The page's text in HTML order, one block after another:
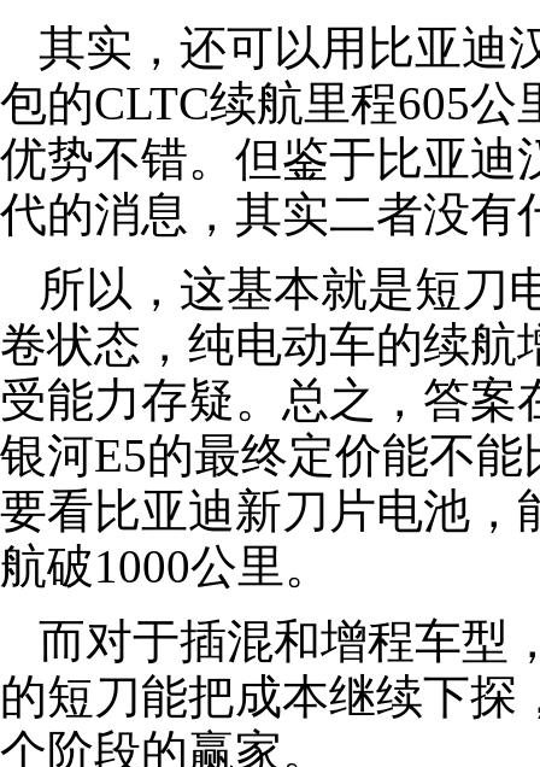
其实，还可以用比亚迪
包的CLTC续航里程605
优势不错。但鉴于比亚
代的消息，其实二者没有
所以，这基本就是短刀
卷状态，纯电动车的续航
受能力存疑。总之，答
银河E5的最终定价能不
要看比亚迪新刀片电池，
航破1000公里。
而对于插混和增程车型
的短刀能把成本继续下
个阶段的赢家。